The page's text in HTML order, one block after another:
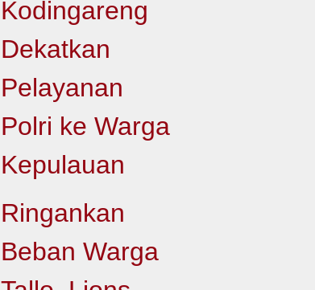
Kodingareng
Dekatkan
Pelayanan
Polri ke Warga
Kepulauan
Ringankan
Beban Warga